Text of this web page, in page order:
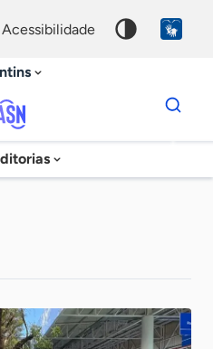
acessibilidade
Dados
para
chave